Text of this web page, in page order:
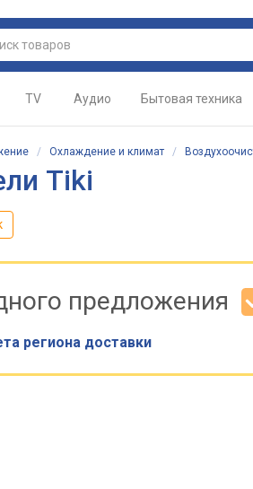
TV Аудио Бытовая техника
/ Охлаждение и климат /
Tiki
предложения
региона доставки